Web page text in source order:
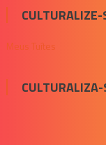
Meus Tuítes